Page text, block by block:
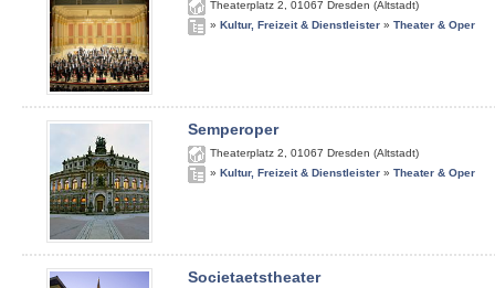
Theaterplatz 2 01067 Dresden (Altstadt)
» Kultur, Freizeit & Dienstleister » Theater & Oper
Semperoper
Theaterplatz 2 01067 Dresden (Altstadt)
» Kultur, Freizeit & Dienstleister » Theater & Oper
Societaetstheater